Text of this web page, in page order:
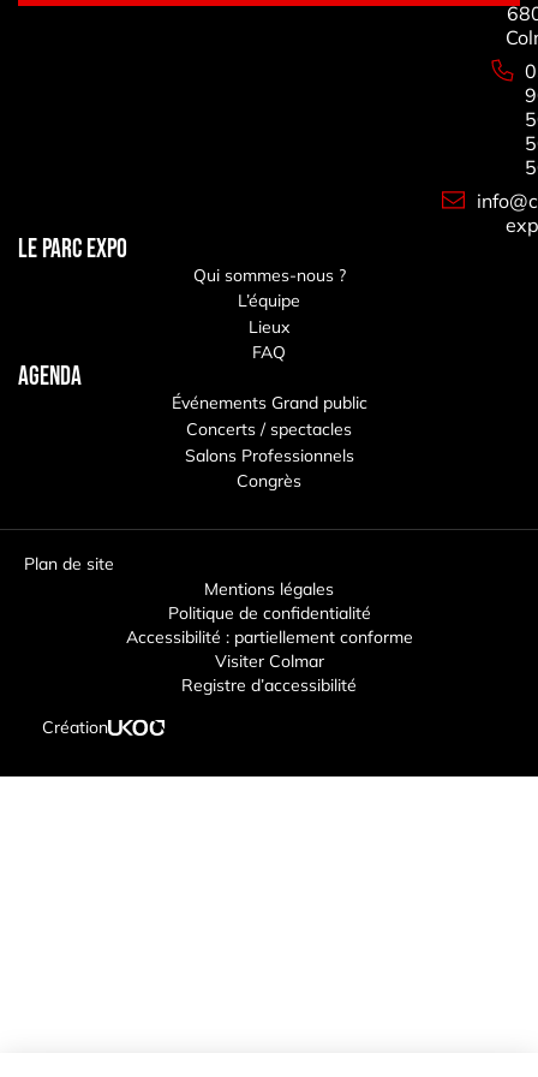
LE PARC EXPO
Qui sommes-nous ?
L’équipe
Lieux
FAQ
Agenda
Événements Grand public
Concerts / spectacles
Salons Professionnels
Congrès
Plan de site
Mentions légales
Politique de confidentialité
Accessibilité : partiellement conforme
Visiter Colmar
Registre d’accessibilité
Création